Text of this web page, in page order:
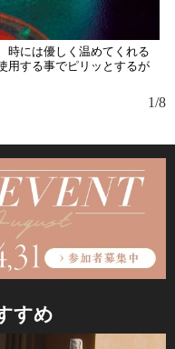
時には優しく温めてくれる
用する事でピリッとするが
1/8
すめ